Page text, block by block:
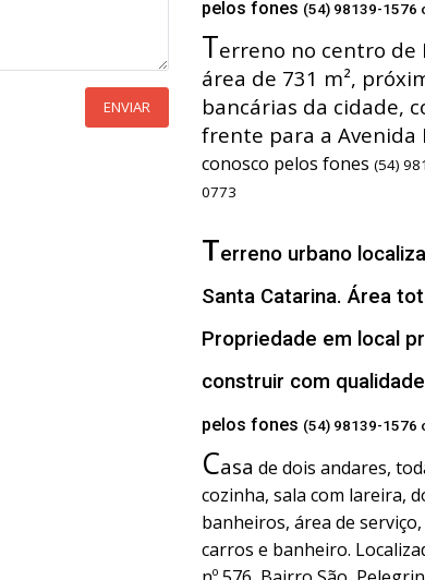
ENVIAR
pelos fones (54) 98139-1576
Terreno no centro de
área de 731 m²,
bancárias da cidade,
frente para a Avenida
conosco pelos fones (54)
0773
Terreno urbano
Santa Catarina. Área
Propriedade em local
construir com
pelos fones (54) 98139-1576
Casa de dois andares,
cozinha, sala com lareira,
banheiros, área de
carros e banheiro.